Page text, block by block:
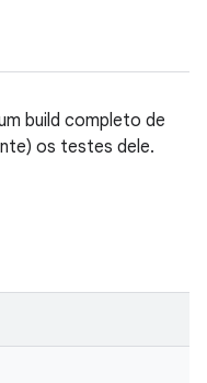
build completo de
os testes dele.